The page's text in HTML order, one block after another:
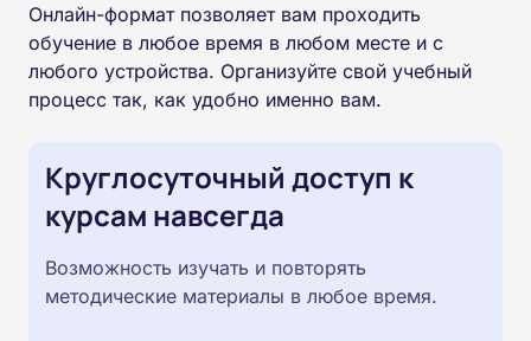
Онлайн-формат позволяет вам проходить
обучение в любое время в любом месте и с
любого устройства. Организуйте свой учебный
процесс так, как удобно именно вам.
Круглосуточный доступ к
курсам навсегда
Возможность изучать и повторять
методические материалы в любое время.